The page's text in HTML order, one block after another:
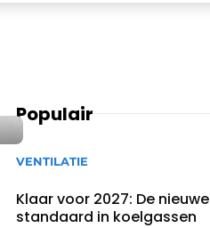
Populair
VENTILATIE
Klaar voor 2027: De nieuwe
standaard in koelgassen